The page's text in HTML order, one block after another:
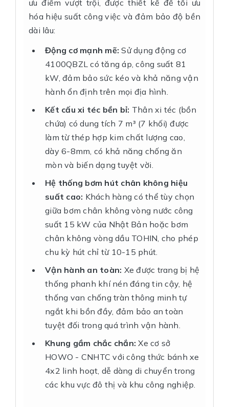
ưu điểm vượt trội, được thiết kế để tối ưu
hóa hiệu suất công việc và đảm bảo độ bền
dài lâu:
Động cơ mạnh mẽ: Sử dụng động cơ
4100QBZL có tăng áp, công suất 81
kW, đảm bảo sức kéo và khả năng vận
hành ổn định trên mọi địa hình.
Kết cấu xi téc bền bỉ: Thân xi téc (bồn
chứa) có dung tích 7 m³ (7 khối) được
làm từ thép hợp kim chất lượng cao,
dày 6-8mm, có khả năng chống ăn
mòn và biến dạng tuyệt vời.
Hệ thống bơm hút chân không hiệu
suất cao: Khách hàng có thể tùy chọn
giữa bơm chân không vòng nước công
suất 15 kW của Nhật Bản hoặc bơm
chân không vòng dầu TOHIN, cho phép
chu kỳ hút chỉ từ 10-15 phút.
Vận hành an toàn: Xe được trang bị hệ
thống phanh khí nén đáng tin cậy, hệ
thống van chống tràn thông minh tự
ngắt khi bồn đầy, đảm bảo an toàn
tuyệt đối trong quá trình vận hành.
Khung gầm chắc chắn: Xe cơ sở
HOWO - CNHTC với công thức bánh xe
4x2 linh hoạt, dễ dàng di chuyển trong
các khu vực đô thị và khu công nghiệp.